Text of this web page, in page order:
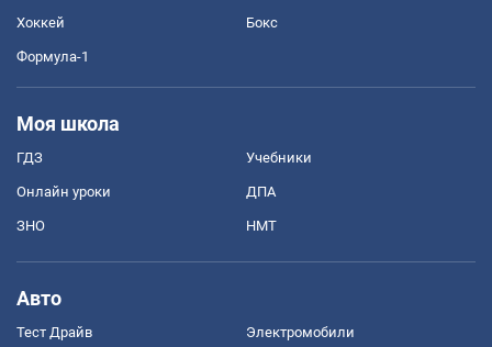
Хоккей Бокс
Формула-1
Моя школа
ГДЗ Учебники
Онлайн уроки ДПА
ЗНО НМТ
Авто
Тест Драйв Электромобили